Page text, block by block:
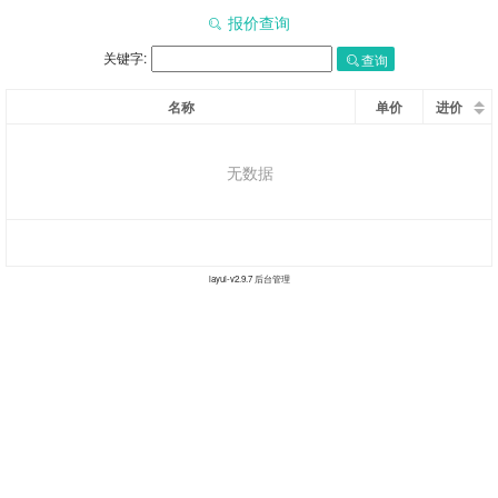
报价查询
关键字: 查询
名称 单价 进价
无数据
layui-v2.9.7 后台管理